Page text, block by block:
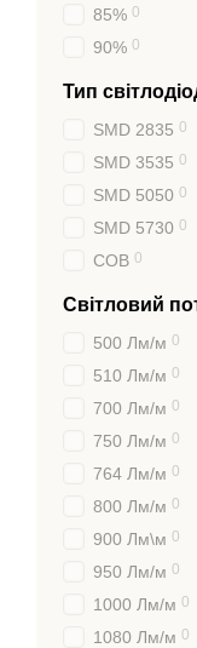
85% 0
90% 0
Тип
SMD 2835 0
SMD 3535 0
SMD 5050 0
SMD 5730 0
COB 0
Світловий
500 Лм/м 0
510 Лм/м 0
700 Лм/м 0
750 Лм/м 0
764 Лм/м 0
800 Лм/м 0
900 Лм\м 0
950 Лм/м 0
1000 Лм/м 0
1080 Лм/м 0